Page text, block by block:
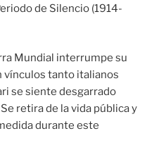
de Silencio (1914-
Mundial interrumpe su
vínculos tanto italianos
se siente desgarrado
retira de la vida pública y
durante este